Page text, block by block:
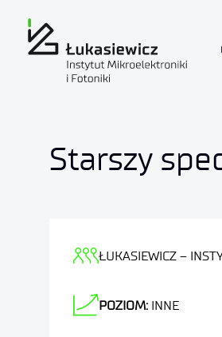
Starszy
ŁUKASIEWICZ –
POZIOM: INNE